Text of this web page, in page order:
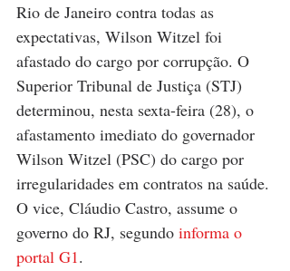
Rio de Janeiro contra todas as
expectativas, Wilson Witzel foi
afastado do cargo por corrupção. O
Superior Tribunal de Justiça (STJ)
determinou, nesta sexta-feira (28), o
afastamento imediato do governador
Wilson Witzel (PSC) do cargo por
irregularidades em contratos na saúde.
O vice, Cláudio Castro, assume o
governo do RJ, segundo informa o
portal G1.